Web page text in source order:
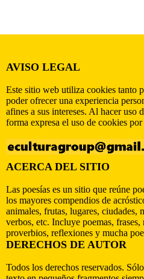
AVISO LEGAL
Este sitio web utiliza cookies tanto
poder ofrecer una experiencia
afines a sus intereses. Al hacer uso
forma expresa el uso de cookies por
ACERCA DEL SITIO
Las poesías es un sitio que reúne
los mayores compendios de
animales, frutas, lugares, ciudades,
verbos, etc. Incluye poemas, frases,
proverbios, reflexiones y mucha
DERECHOS DE AUTOR
Todos los derechos reservados.